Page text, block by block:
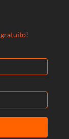
gratuito!